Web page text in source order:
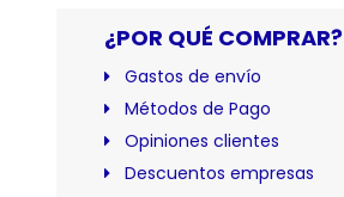
¿POR QUÉ COMPRAR?
Gastos de envío
Métodos de Pago
Opiniones clientes
Descuentos empresas